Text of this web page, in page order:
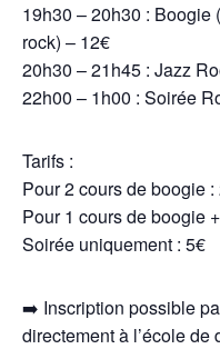
19h30 – 20h30 : Boogie
rock) – 12€
20h30 – 21h45 : Jazz
22h00 – 1h00 : Soirée
Tarifs :
Pour 2 cours de boogie :
Pour 1 cours de boogie
Soirée uniquement : 5€
➡️ Inscription possible
directement à l’école de